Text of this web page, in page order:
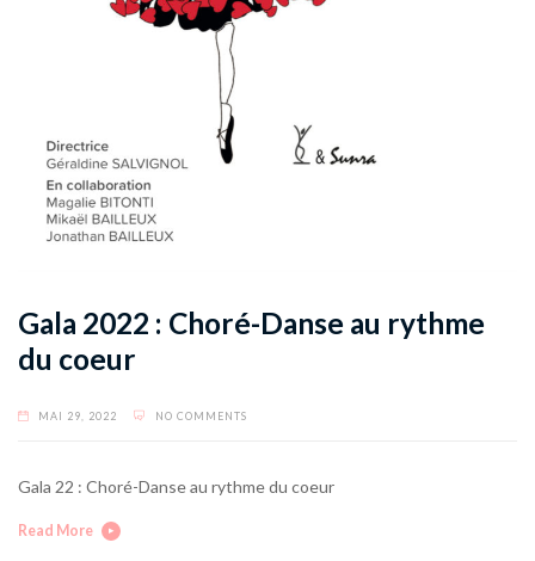
Gala 2022 : Choré-Danse au rythme
du coeur
MAI 29, 2022 NO COMMENTS
Gala 22 : Choré-Danse au rythme du coeur
Read More